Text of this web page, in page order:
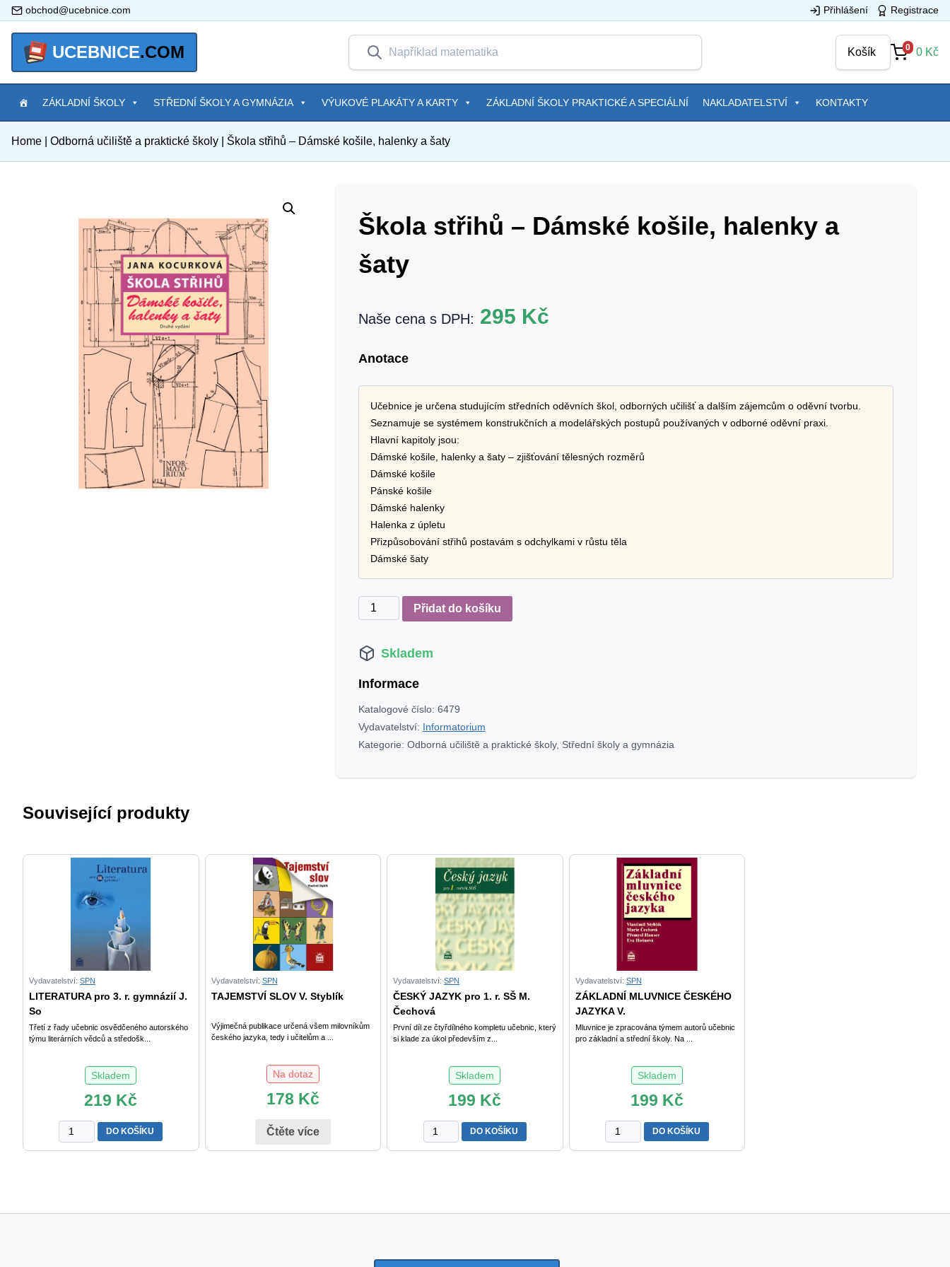
obchod@ucebnice.com Přihlášení Registrace
UCEBNICE.COM Košík 0 0 Kč
ZÁKLADNÍ ŠKOLY STŘEDNÍ ŠKOLY A GYMNÁZIA VÝUKOVÉ PLAKÁTY A KARTY ZÁKLADNÍ ŠKOLY PRAKTICKÉ A SPECIÁLNÍ NAKLADATELSTVÍ KONTAKTY
Home Odborná učiliště a praktické školy Škola střihů – Dámské košile, halenky a šaty
Škola střihů – Dámské košile, halenky a
šaty
Naše cena s DPH: 295 Kč
Anotace
Učebnice je určena studujícím středních oděvních škol, odborných učilišť a dalším zájemcům o oděvní tvorbu.
Seznamuje se systémem konstrukčních a modelářských postupů používaných v odborné oděvní praxi.
Hlavní kapitoly jsou:
Dámské košile, halenky a šaty – zjišťování tělesných rozměrů
Dámské košile
Pánské košile
Dámské halenky
Halenka z úpletu
Přizpůsobování střihů postavám s odchylkami v růstu těla
Dámské šaty
Škola
střihů
Dámské
halenky
a
šaty
množství
Přidat do košíku
Skladem
Informace
Katalogové číslo: 6479
Vydavatelství: Informatorium
Kategorie: Odborná učiliště a praktické školy, Střední školy a gymnázia
Související produkty
Vydavatelství: SPN
LITERATURA pro 3. r. gymnázií J.
So
Třetí z řady učebnic osvědčeného autorského
týmu literárních vědců a středošk...
Skladem
219 Kč
LITERATURA
pro
Soukal
DO KOŠÍKU
Vydavatelství: SPN
TAJEMSTVÍ SLOV V. Styblík
Výjimečná publikace určená všem milovníkům
českého jazyka, tedy i učitelům a ...
Na dotaz
178 Kč
Čtěte více
Vydavatelství:SPN
ČESKÝ JAZYK pro 1. r. SŠ M.
Čechová
První díl ze čtyřdílného kompletu učebnic, který
si klade za úkol především z...
Skladem
199 Kč
ČESKÝ
JAZYK
M.
kol.
DO KOŠÍKU
Vydavatelství: SPN
ZÁKLADNÍ MLUVNICE ČESKÉHO
JAZYKA V.
Mluvnice je zpracována týmem autorů učebnic
pro základní a střední školy. Na ...
Skladem
199 Kč
ZÁKLADNÍ
MLUVNICE
a
DO KOŠÍKU